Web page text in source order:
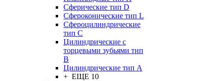
Сферические тип D
Сфероконические тип L
Сфероцилиндрические
тип C
Цилиндрические с
торцевыми зубьями тип
B
Цилиндрические тип А
+ ЕЩЕ 10